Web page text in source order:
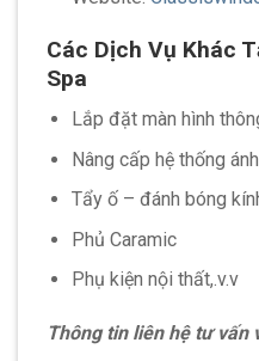
Các Dịch Vụ Khác
Spa
Lắp đặt màn hình
Nâng cấp hệ thống
Tẩy ố – đánh bóng
Phủ Caramic
Phụ kiện nội thất,.v.v
Thông tin liên hệ tư vấn